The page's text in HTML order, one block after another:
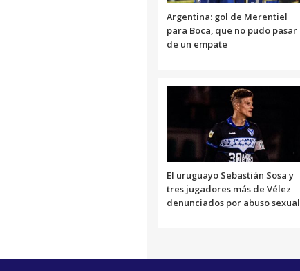
Argentina: gol de Merentiel
para Boca, que no pudo pasar
de un empate
El uruguayo Sebastián Sosa y
tres jugadores más de Vélez
denunciados por abuso sexual